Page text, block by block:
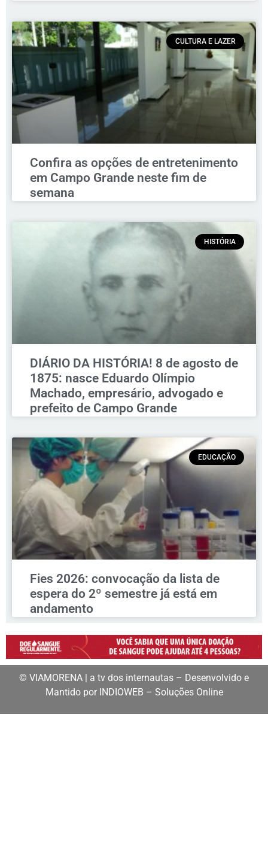
CULTURA E LAZER
Confira as opções de entretenimento
em Campo Grande neste fim de
semana
HISTÓRIA
DIÁRIO DA HISTÓRIA! 8 de agosto de
1875: nasce Eduardo Olímpio
Machado, empresário, advogado e
prefeito de Campo Grande
EDUCAÇÃO
Fies 2026: convocação da lista de
espera do 2º semestre já está em
andamento
© VIAMORENA | a tv dos internautas – Desenvolvido e
Mantido por INDIOWEB – Soluções Online